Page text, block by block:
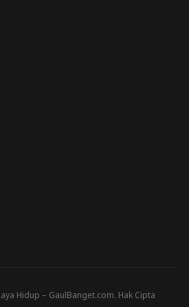
Hidup – GaulBanget.com. Hak Cipta